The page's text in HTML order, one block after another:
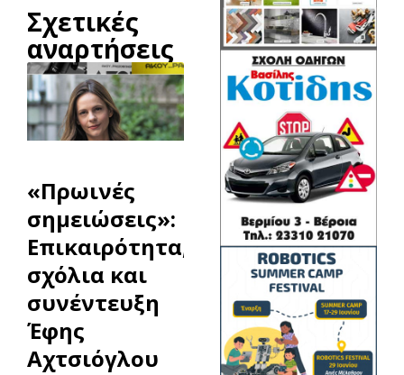
Σχετικές
αναρτήσεις
«Πρωινές
σημειώσεις»:
Επικαιρότητα,
σχόλια και
συνέντευξη
Έφης
Αχτσιόγλου